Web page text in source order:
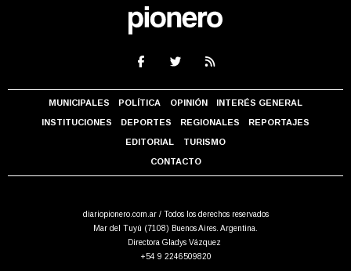
MUNICIPALES POLÍTICA OPINIÓN INTERÉS GENERAL
INSTITUCIONES DEPORTES REGIONALES REPORTAJES
EDITORIAL TURISMO
CONTACTO
diariopionero.com.ar / Todos los derechos reservados
Mar del Tuyú (7108) Buenos Aires. Argentina.
Directora Gladys Vázquez
+54 9 2246509820